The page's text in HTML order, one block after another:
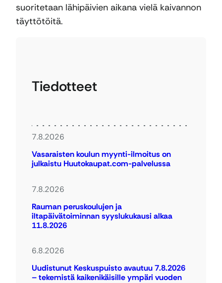
suoritetaan lähipäivien aikana vielä kaivannon
täyttötöitä.
Tiedotteet
7.8.2026
Vasaraisten koulun myynti-ilmoitus on
julkaistu Huutokaupat.com-palvelussa
7.8.2026
Rauman peruskoulujen ja
iltapäivätoiminnan syyslukukausi alkaa
11.8.2026
6.8.2026
Uudistunut Keskuspuisto avautuu 7.8.2026
– tekemistä kaikenikäisille ympäri vuoden